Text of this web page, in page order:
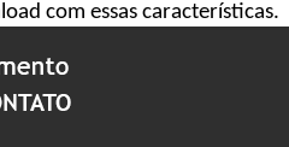
com essas características.